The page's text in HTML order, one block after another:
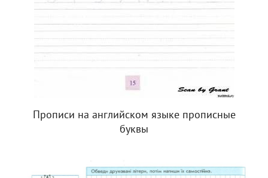
Прописи на английском языке прописные
буквы